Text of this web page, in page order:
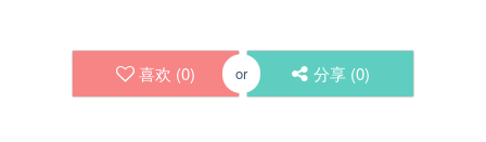
喜欢 (0) or 分享 (0)